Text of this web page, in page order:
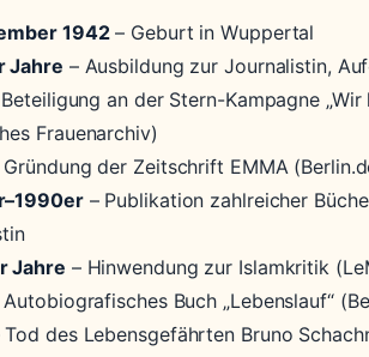
1942– Geburt in Wuppertal
Jahre – Ausbildung zur Journalistin,
an der Stern-Kampagne
Frauenarchiv)
Gründung der Zeitschrift EMMA
– Publikation zahlreicher
Jahre – Hinwendung zur Islamkritik
Buch „Lebenslauf“
Tod des Lebensgefährten Bruno